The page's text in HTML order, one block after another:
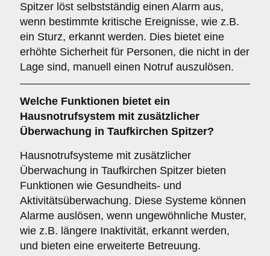
Spitzer löst selbstständig einen Alarm aus,
wenn bestimmte kritische Ereignisse, wie z.B.
ein Sturz, erkannt werden. Dies bietet eine
erhöhte Sicherheit für Personen, die nicht in der
Lage sind, manuell einen Notruf auszulösen.
Welche Funktionen bietet ein
Hausnotrufsystem mit zusätzlicher
Überwachung in Taufkirchen Spitzer?
Hausnotrufsysteme mit zusätzlicher
Überwachung in Taufkirchen Spitzer bieten
Funktionen wie Gesundheits- und
Aktivitätsüberwachung. Diese Systeme können
Alarme auslösen, wenn ungewöhnliche Muster,
wie z.B. längere Inaktivität, erkannt werden,
und bieten eine erweiterte Betreuung.